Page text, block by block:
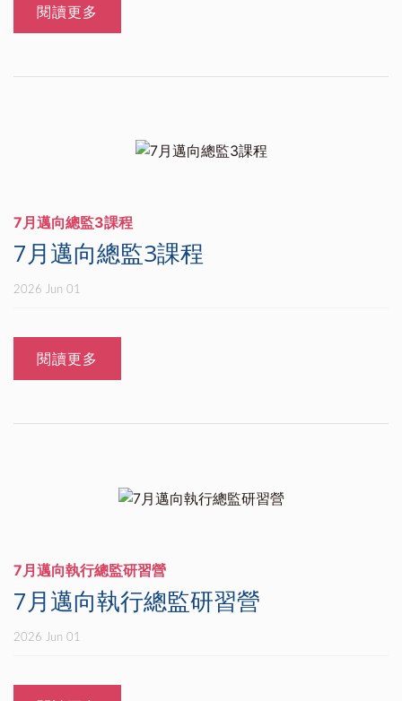
閱讀更多
7月邁向總監3課程
7月邁向總監3課程
2026 Jun 01
閱讀更多
7月邁向執行總監研習營
7月邁向執行總監研習營
2026 Jun 01